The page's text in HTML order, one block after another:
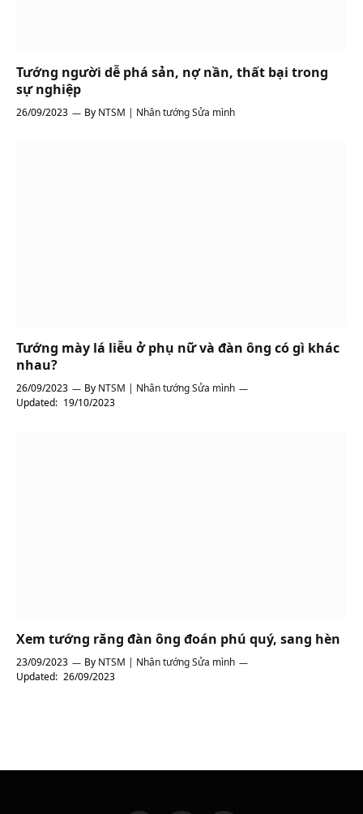
Tướng người dễ phá sản, nợ nần, thất bại trong
sự nghiệp
26/09/2023 By NTSM | Nhân tướng Sửa mình
Tướng mày lá liễu ở phụ nữ và đàn ông có gì khác
nhau?
26/09/2023 By NTSM | Nhân tướng Sửa mình
Updated: 19/10/2023
Xem tướng răng đàn ông đoán phú quý, sang hèn
23/09/2023 By NTSM | Nhân tướng Sửa mình
Updated: 26/09/2023